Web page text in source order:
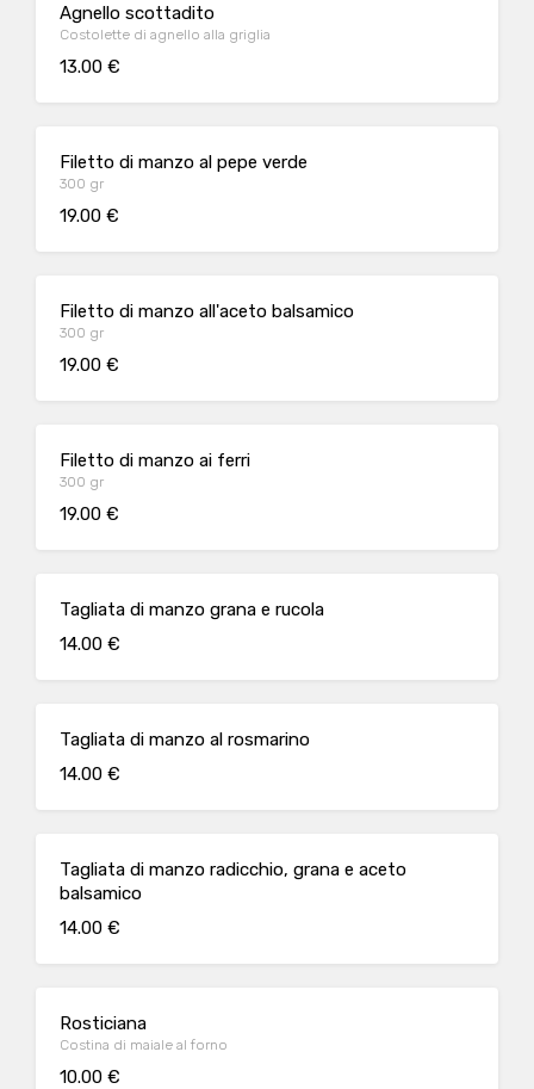
Agnello scottadito
Costolette di agnello alla griglia
13.00 €
Filetto di manzo al pepe verde
300 gr
19.00 €
Filetto di manzo all'aceto balsamico
300 gr
19.00 €
Filetto di manzo ai ferri
300 gr
19.00 €
Tagliata di manzo grana e rucola
14.00 €
Tagliata di manzo al rosmarino
14.00 €
Tagliata di manzo radicchio, grana e aceto
balsamico
14.00 €
Rosticiana
Costina di maiale al forno
10.00 €